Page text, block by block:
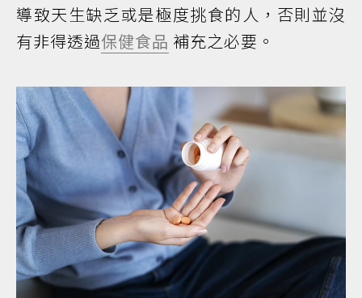
導致天生缺乏或是極度挑食的人，否則並沒
有非得透過保健食品 補充之必要。